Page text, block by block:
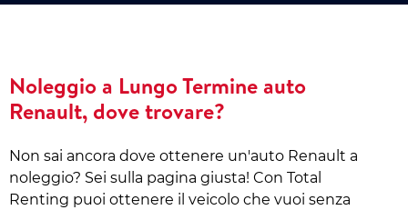
Noleggio a Lungo Termine auto
Renault, dove trovare?
Non sai ancora dove ottenere un'auto Renault a
noleggio? Sei sulla pagina giusta! Con Total
Renting puoi ottenere il veicolo che vuoi senza